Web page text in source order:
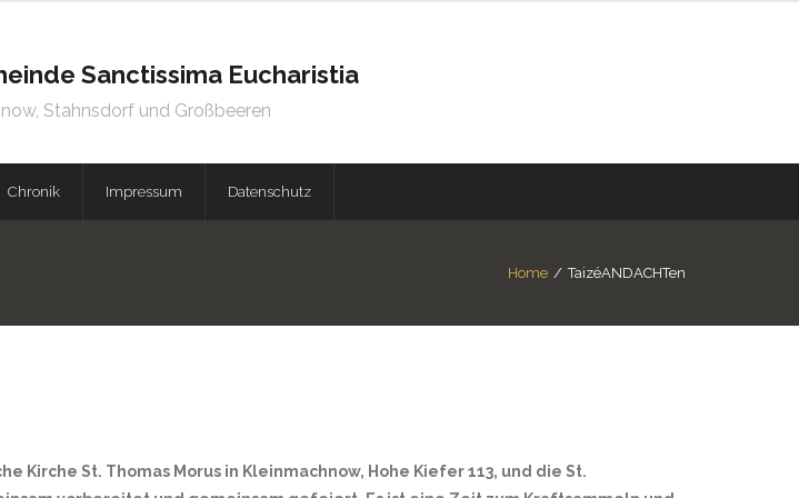
Sanctissima Eucharistia
Stahnsdorf und Großbeeren
Chronik Impressum Datenschutz
Home / TaizéANDACHTen
St. Thomas Morus in Kleinmachnow, Hohe Kiefer 113, und die St.